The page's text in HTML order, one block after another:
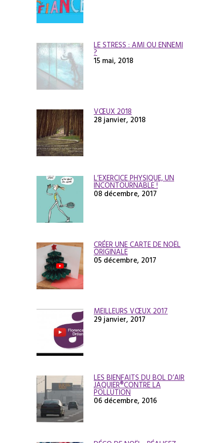
LE STRESS : AMI OU ENNEMI
?
15 mai, 2018
VŒUX 2018
28 janvier, 2018
L’EXERCICE PHYSIQUE, UN
INCONTOURNABLE !
08 décembre, 2017
CRÉER UNE CARTE DE NOËL
ORIGINALE
05 décembre, 2017
MEILLEURS VŒUX 2017
29 janvier, 2017
LES BIENFAITS DU BOL D’AIR
JAQUIER®CONTRE LA
POLLUTION
06 décembre, 2016